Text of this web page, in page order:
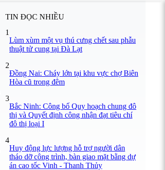
TIN ĐỌC NHIỀU
1
Lùm xùm một vụ thú cưng chết sau phẫu
thuật tử cung tại Đà Lạt
2
Đồng Nai: Cháy lớn tại khu vực chợ Biên
Hòa cũ trong đêm
3
Bắc Ninh: Công bố Quy hoạch chung đô
thị và Quyết định công nhận đạt tiêu chí
đô thị loại I
4
Huy động lực lượng hỗ trợ người dân
tháo dỡ công trình, bàn giao mặt bằng dự
án cao tốc Vinh - Thanh Thủy